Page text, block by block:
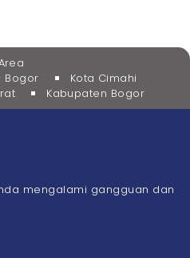
Bogor
Kota Cimahi
Kabupaten Bogor
mengalami gangguan dan